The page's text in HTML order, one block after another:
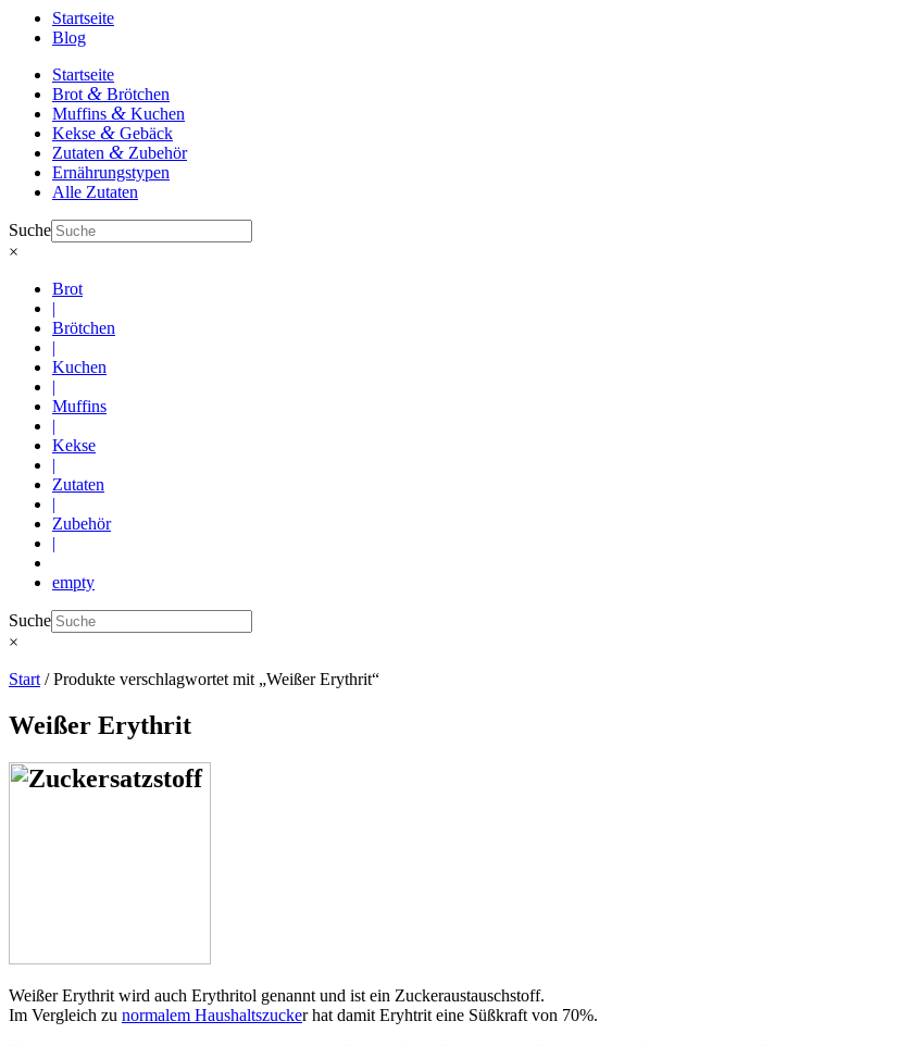
Startseite
Blog
Startseite
Brot & Brötchen
Muffins & Kuchen
Kekse & Gebäck
Zutaten & Zubehör
Ernährungstypen
Alle Zutaten
Suche
×
Brot
|
Brötchen
|
Kuchen
|
Muffins
|
Kekse
|
Zutaten
|
Zubehör
|
empty
Suche
×
Start / Produkte verschlagwortet mit „Weißer Erythrit“
Weißer Erythrit
Weißer Erythrit wird auch Erythritol genannt und ist ein Zuckeraustauschstoff.
Im Vergleich zu normalem Haushaltszucker hat damit Eryhtrit eine Süßkraft von 70%.